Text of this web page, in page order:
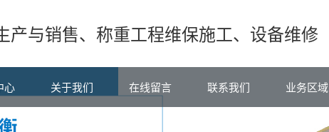
产与销售、称重工程维保施工、设备维修
心 关于我们 在线留言 联系我们 业务区域